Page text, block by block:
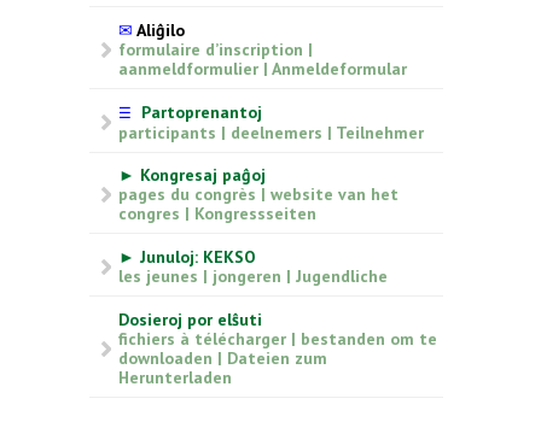
✉ Aliĝilo
formulaire d’inscription |
aanmeldformulier | Anmeldeformular
☰
Partoprenantoj
participants | deelnemers | Teilnehmer
► Kongresaj paĝoj
pages du congrès | website van het
congres | Kongressseiten
► Junuloj: KEKSO
les jeunes | jongeren | Jugendliche
Dosieroj por elŝuti
fichiers à télécharger | bestanden om te
downloaden | Dateien zum
Herunterladen